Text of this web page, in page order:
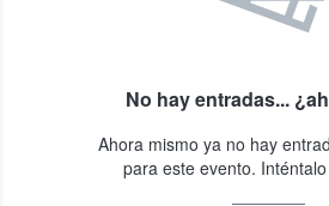
No hay entradas...
Ahora mismo ya no hay
para este evento.